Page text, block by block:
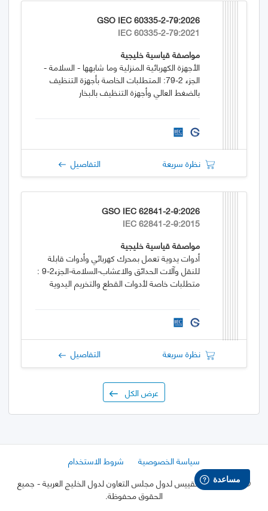
GSO IEC 60335-2-79:2026
IEC 60335-2-79:2021
مواصفة قياسية خليجية
الأجهزة الكهربائية المنزلية وما شابهها - السلامة -
الجزء 2-79: المتطلبات الخاصة بأجهزة التنظيف
بالضغط العالي وأجهزة التنظيف بالبخار
نظرة سريعة التفاصيل
GSO IEC 62841-2-9:2026
IEC 62841-2-9:2015
مواصفة قياسية خليجية
أدوات يدوية تعمل بمحرك كهربائي وأدوات قابلة
للنقل وآلات الحدائق والاعشاب-السلامة-الجزء2-9 :
متطلبات خاصة لأدوات القطع والتخريم اليدوية
نظرة سريعة التفاصيل
عرض الكل
سياسة الخصوصية
شروط الاستخدام
© 2026 هيئة التقييس لدول مجلس التعاون لدول الخليج العربية
- جميع
الحقوق محفوظة.